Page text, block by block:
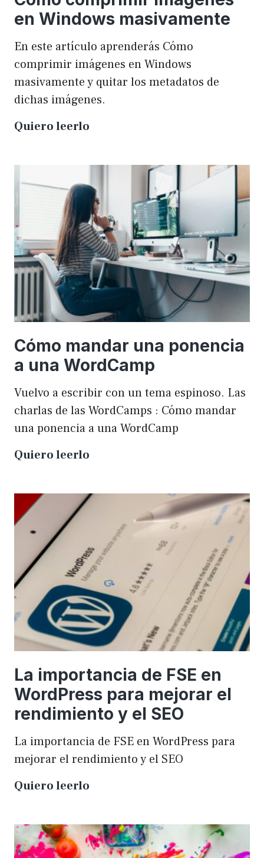
en Windows masivamente
En este artículo aprenderás Cómo
comprimir imágenes en Windows
masivamente y quitar los metadatos de
dichas imágenes.
Quiero leerlo
imágenes
Windows
masivamente
Cómo mandar una ponencia
a una WordCamp
Vuelvo a escribir con un tema espinoso. Las
charlas de las WordCamps : Cómo mandar
una ponencia a una WordCamp
Quiero leerlo
una
una
WordCamp
La importancia de FSE en
WordPress para mejorar el
rendimiento y el SEO
La importancia de FSE en WordPress para
mejorar el rendimiento y el SEO
Quiero leerlo
de
FSE